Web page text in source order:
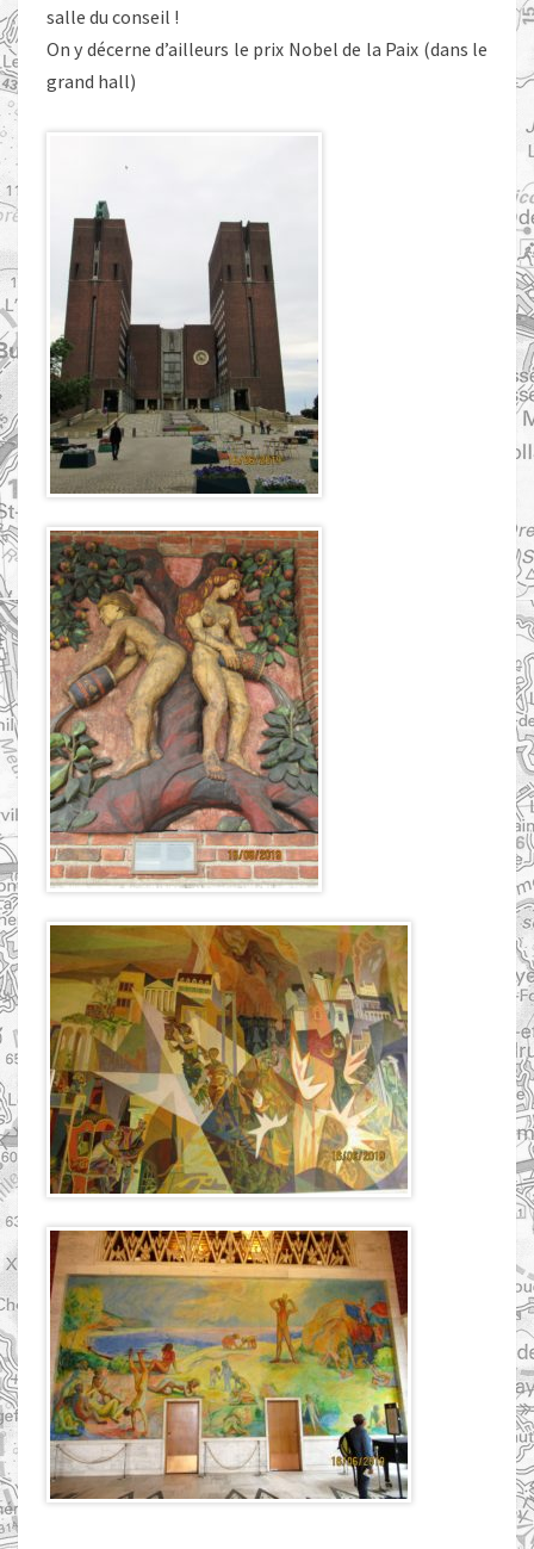
salle du conseil !
On y décerne d’ailleurs le prix Nobel de la Paix (dans le
grand hall)